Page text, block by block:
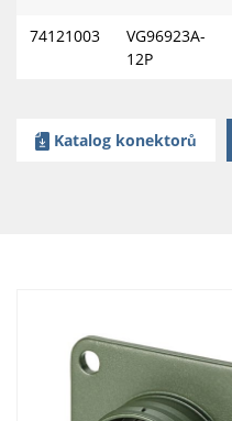
74121003
VG96923A-
12P
Katalog konektorů